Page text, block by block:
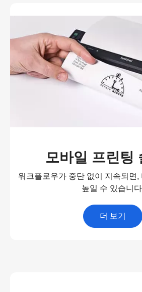
모바일 프린팅
워크플로우가 중단 없이 지속되면,
높일 수 있습니
더 보기